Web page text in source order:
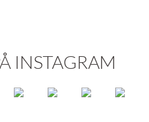
INSTAGRAM